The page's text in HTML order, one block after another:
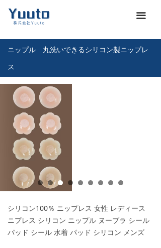
끀
낀 ホーム
商品一覽
뀴 お知らせ
끄 企業文化
뀇 展示会
뀁 海運通関サービス
뀡 お問い合わせ
낙 義烏仕入れ代行
ニップル 丸洗いできるシリコン製ニップレ
ス
シリコン100％ ニップレス 女性 レディース
ニプレス シリコン ニップル ヌーブラ シール
パッド シール 水着 パッド シリコン メンズ